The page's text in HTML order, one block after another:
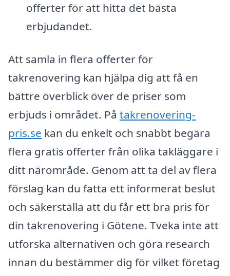
offerter för att hitta det bästa
erbjudandet.
Att samla in flera offerter för
takrenovering kan hjälpa dig att få en
bättre överblick över de priser som
erbjuds i området. På takrenovering-
pris.se kan du enkelt och snabbt begära
flera gratis offerter från olika takläggare i
ditt närområde. Genom att ta del av flera
förslag kan du fatta ett informerat beslut
och säkerställa att du får ett bra pris för
din takrenovering i Götene. Tveka inte att
utforska alternativen och göra research
innan du bestämmer dig för vilket företag